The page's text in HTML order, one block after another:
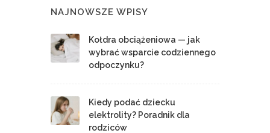
NAJNOWSZE WPISY
Kołdra obciążeniowa — jak
wybrać wsparcie codziennego
odpoczynku?
Kiedy podać dziecku
elektrolity? Poradnik dla
rodziców